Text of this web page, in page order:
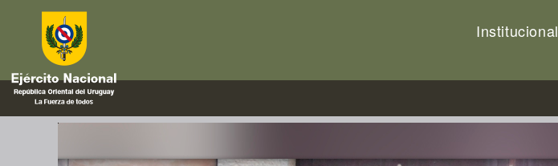
Institucional
RRIM
XXXV Reunión Regional de Intercambio Militar